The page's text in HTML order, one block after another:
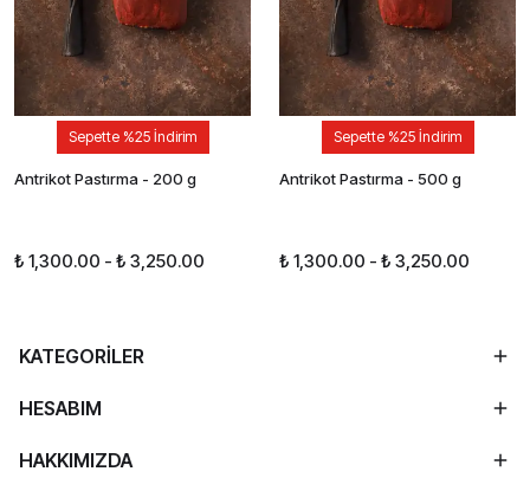
Sepette %25 İndirim
Antrikot Pastırma - 200 g
₺ 1,300.00 - ₺ 3,250.00
Sepette %25 İndirim
Antrikot Pastırma - 500 g
₺ 1,300.00 - ₺ 3,250.00
KATEGORİLER
HESABIM
HAKKIMIZDA